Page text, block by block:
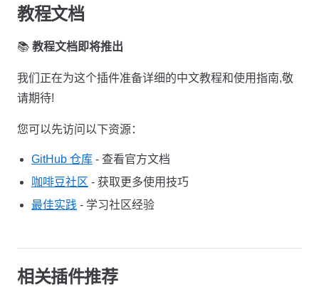
教程文档
📚 教程文档即将推出
我们正在为这个插件准备详细的中文教程和使用指南,敬
请期待!
您可以先访问以下资源：
GitHub 仓库 - 查看官方文档
咖啡豆社区 - 获取更多使用技巧
最佳实践 - 学习社区经验
相关插件推荐